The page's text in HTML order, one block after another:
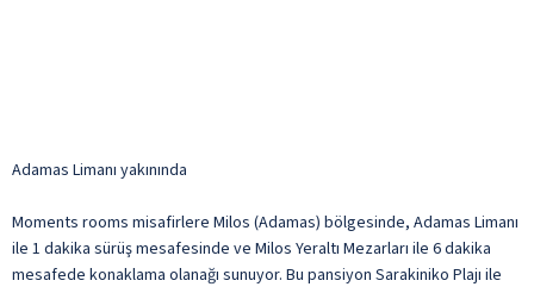
Adamas Limanı yakınında
Moments rooms misafirlere Milos (Adamas) bölgesinde, Adamas Limanı
ile 1 dakika sürüş mesafesinde ve Milos Yeraltı Mezarları ile 6 dakika
mesafede konaklama olanağı sunuyor. Bu pansiyon Sarakiniko Plajı ile